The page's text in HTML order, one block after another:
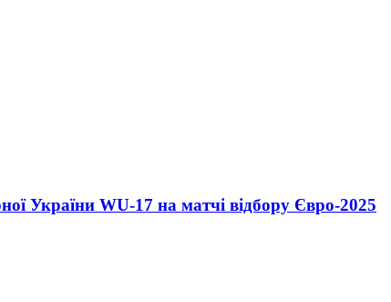
України WU-17 на матчі відбору Євро-2025